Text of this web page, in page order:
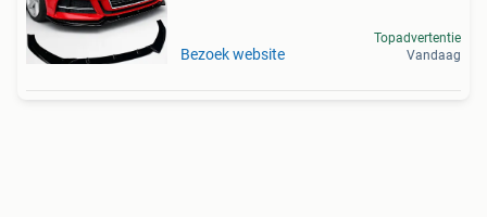
Bezoek website
Topadvertentie
Vandaag